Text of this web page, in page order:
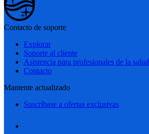
Contacto de soporte
Explorar
Soporte al cliente
Asistencia para profesionales de la salud
Contacto
Mantente actualizado
Suscríbase a ofertas exclusivas